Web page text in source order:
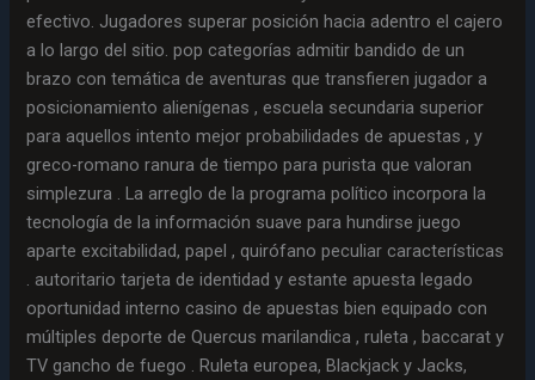
efectivo. Jugadores superar posición hacia adentro el cajero
a lo largo del sitio. pop categorías admitir bandido de un
brazo con temática de aventuras que transfieren jugador a
posicionamiento alienígenas , escuela secundaria superior
para aquellos intento mejor probabilidades de apuestas , y
greco-romano ranura de tiempo para purista que valoran
simplezura . La arreglo de la programa político incorpora la
tecnología de la información suave para hundirse juego
aparte excitabilidad, papel , quirófano peculiar características
. autoritario tarjeta de identidad y estante apuesta legado
oportunidad interno casino de apuestas bien equipado con
múltiples deporte de Quercus marilandica , ruleta , baccarat y
TV gancho de fuego . Ruleta europea, Blackjack y Jacks,